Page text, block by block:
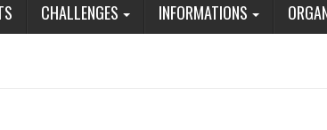
CHALLENGES INFORMATIONS